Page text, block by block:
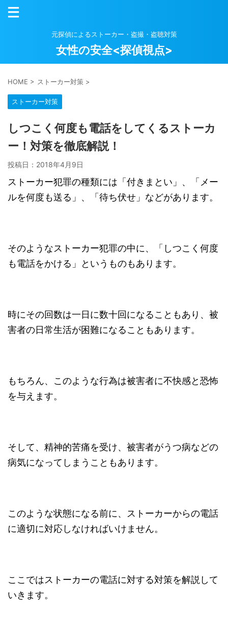
元探偵によるストーカー・盗撮・盗聴対策
女性の安全<探偵視点>
HOME > ストーカー対策 >
ストーカー対策
しつこく何度も電話をしてくるストーカ
ー！対策を徹底解説！
投稿日： 2018年4月9日
ストーカー犯罪の種類には「付きまとい」、「メー
ルを何度も送る」、「待ち伏せ」などがあります。
そのようなストーカー犯罪の中に、「しつこく何度
も電話をかける」というものもあります。
時にその回数は一日に数十回になることもあり、被
害者の日常生活が困難になることもあります。
もちろん、このような行為は被害者に不快感と恐怖
を与えます。
そして、精神的苦痛を受け、被害者がうつ病などの
病気になってしまうこともあります。
このような状態になる前に、ストーカーからの電話
に適切に対応しなければいけません。
ここではストーカーの電話に対する対策を解説して
いきます。